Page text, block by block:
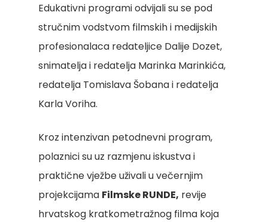
Edukativni programi odvijali su se pod
stručnim vodstvom filmskih i medijskih
profesionalaca redateljice Dalije Dozet,
snimatelja i redatelja Marinka Marinkića,
redatelja Tomislava Šobana i redatelja
Karla Voriha.
Kroz intenzivan petodnevni program,
polaznici su uz razmjenu iskustva i
praktične vježbe uživali u večernjim
projekcijama Filmske RUNDE, revije
hrvatskog kratkometražnog filma koja